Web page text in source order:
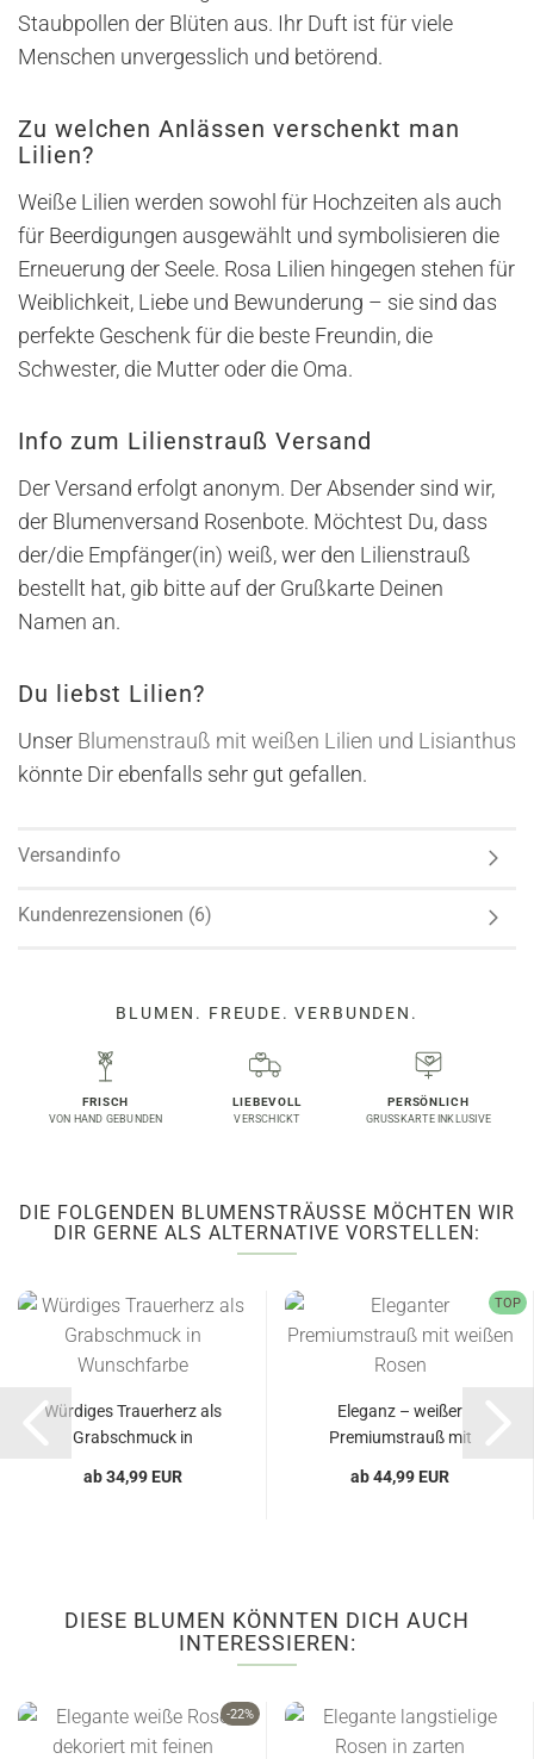
Staubpollen der Blüten aus. Ihr Duft ist für viele
Menschen unvergesslich und betörend.
Zu welchen Anlässen verschenkt man
Lilien?
Weiße Lilien werden sowohl für Hochzeiten als auch
für Beerdigungen ausgewählt und symbolisieren die
Erneuerung der Seele. Rosa Lilien hingegen stehen für
Weiblichkeit, Liebe und Bewunderung – sie sind das
perfekte Geschenk für die beste Freundin, die
Schwester, die Mutter oder die Oma.
Info zum Lilienstrauß Versand
Der Versand erfolgt anonym. Der Absender sind wir,
der Blumenversand Rosenbote. Möchtest Du, dass
der/die Empfänger(in) weiß, wer den Lilienstrauß
bestellt hat, gib bitte auf der Grußkarte Deinen
Namen an.
Du liebst Lilien?
Unser Blumenstrauß mit weißen Lilien und Lisianthus
könnte Dir ebenfalls sehr gut gefallen.
Versandinfo
Kundenrezensionen (6)
BLUMEN. FREUDE. VERBUNDEN.
FRISCH
VON HAND GEBUNDEN
LIEBEVOLL
VERSCHICKT
PERSÖNLICH
GRUSSKARTE INKLUSIVE
DIE FOLGENDEN BLUMENSTRÄUSSE MÖCHTEN WIR D
IR GERNE ALS ALTERNATIVE VORSTELLEN:
Würdiges Trauerherz als
Grabschmuck in
ab 34,99 EUR
TOP
Eleganz – weißer
Premiumstrauß mit
ab 44,99 EUR
DIESE BLUMEN KÖNNTEN DICH AUCH
INTERESSIEREN:
-22%